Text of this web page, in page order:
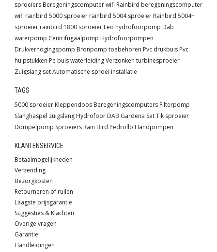
sproeiers Beregeningscomputer wifi Rainbird beregeningscomputer
wifi rainbird 5000 sproeier rainbird 5004 sproeier Rainbird 5004+
sproeier rainbird 1800 sproeier Leo hydrofoorpomp Dab
waterpomp Centrifugaalpomp Hydrofoorpompen
Drukverhogingspomp Bronpomp toebehoren Pvc drukbuis Pvc
hulpstukken Pe buis waterleidingVerzonken turbinesproeier
Zuigslang setAutomatische sproei installatie
TAGS
5000 sproeier Kleppendoos Beregeningscomputers Filterpomp
Slanghaspel zuigslang Hydrofoor DAB Gardena SetTik sproeier
Dompelpomp Sproeiers Rain Bird Pedrollo Handpompen
KLANTENSERVICE
Betaalmogelijkheden
Verzending
Bezorgkosten
Retourneren of ruilen
Laagste prijsgarantie
Suggesties & Klachten
Overige vragen
Garantie
Handleidingen